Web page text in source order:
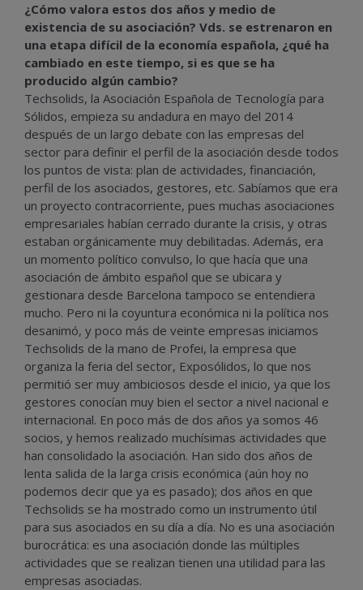
¿Cómo valora estos dos años y medio de
existencia de su asociación? Vds. se estrenaron en
una etapa difícil de la economía española, ¿qué ha
cambiado en este tiempo, si es que se ha
producido algún cambio?
Techsolids, la Asociación Española de Tecnología para
Sólidos, empieza su andadura en mayo del 2014
después de un largo debate con las empresas del
sector para definir el perfil de la asociación desde todos
los puntos de vista: plan de actividades, financiación,
perfil de los asociados, gestores, etc. Sabíamos que era
un proyecto contracorriente, pues muchas asociaciones
empresariales habían cerrado durante la crisis, y otras
estaban orgánicamente muy debilitadas. Además, era
un momento político convulso, lo que hacía que una
asociación de ámbito español que se ubicara y
gestionara desde Barcelona tampoco se entendiera
mucho. Pero ni la coyuntura económica ni la política nos
desanimó, y poco más de veinte empresas iniciamos
Techsolids de la mano de Profei, la empresa que
organiza la feria del sector, Exposólidos, lo que nos
permitió ser muy ambiciosos desde el inicio, ya que los
gestores conocían muy bien el sector a nivel nacional e
internacional. En poco más de dos años ya somos 46
socios, y hemos realizado muchísimas actividades que
han consolidado la asociación. Han sido dos años de
lenta salida de la larga crisis económica (aún hoy no
podemos decir que ya es pasado); dos años en que
Techsolids se ha mostrado como un instrumento útil
para sus asociados en su día a día. No es una asociación
burocrática: es una asociación donde las múltiples
actividades que se realizan tienen una utilidad para las
empresas asociadas.